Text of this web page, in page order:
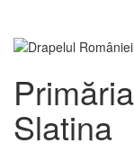
Slatina